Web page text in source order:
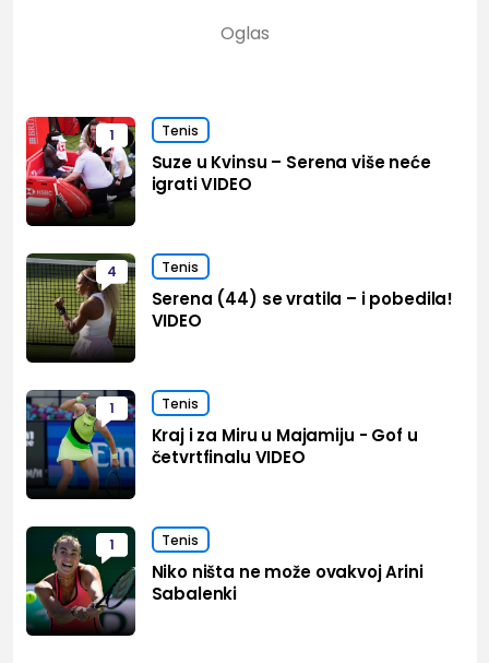
1 Tenis
Suze u Kvinsu – Serena više neće
igrati VIDEO
4 Tenis
Serena (44) se vratila – i pobedila!
VIDEO
1 Tenis
Kraj i za Miru u Majamiju - Gof u
četvrtfinalu VIDEO
1 Tenis
Niko ništa ne može ovakvoj Arini
Sabalenki